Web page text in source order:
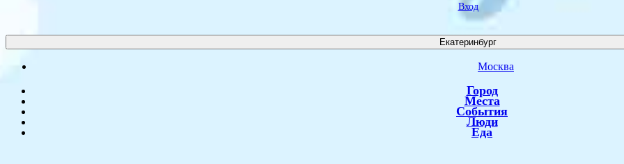
Вход
Екатеринбург
Москва
Город
Места
События
Люди
Еда